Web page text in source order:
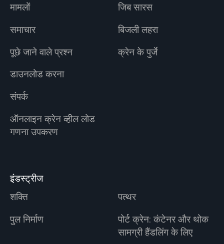
मामलों
समाचार
पूछे जाने वाले प्रश्न
डाउनलोड करना
संपर्क
ऑनलाइन क्रेन व्हील लोड
गणना उपकरण
जिब सारस
बिजली लहरा
क्रेन के पुर्जे
इंडस्ट्रीज
शक्ति
पत्थर
पुल निर्माण
पोर्ट क्रेन: कंटेनर और थोक
सामग्री हैंडलिंग के लिए